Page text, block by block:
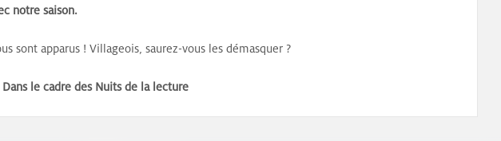
notre saison.
sont apparus ! Villageois, saurez-vous les démasquer ?
Dans le cadre des Nuits de la lecture